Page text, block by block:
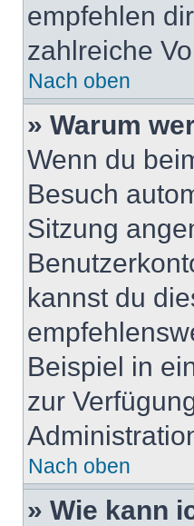
empfehlen
zahlreiche
Nach oben
» Warum
Wenn du
Besuch
Sitzung
kannst du
Beispiel in
zur
Nach oben
» Wie kann